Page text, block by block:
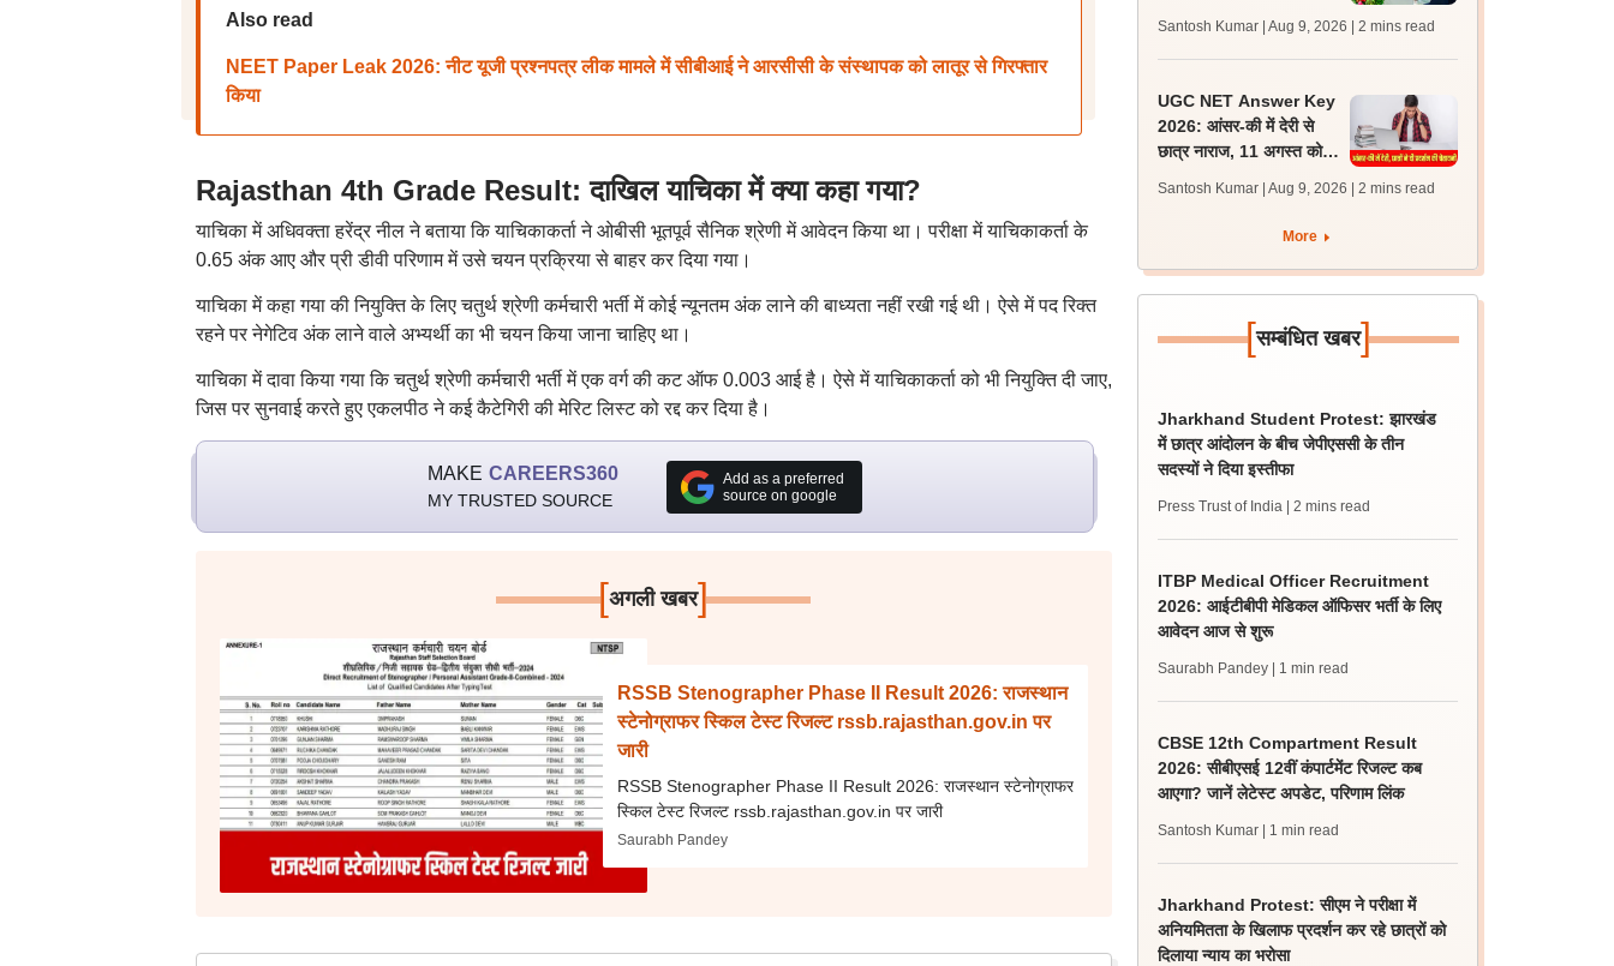
Also read
NEET Paper Leak 2026: नीट यूजी प्रश्नपत्र लीक मामले में सीबीआई ने आरसीसी के संस्थापक को लातूर से गिरफ्तार
किया
Rajasthan 4th Grade Result: दाखिल याचिका में क्या कहा गया?
याचिका में अधिवक्ता हरेंद्र नील ने बताया कि याचिकाकर्ता ने ओबीसी भूतपूर्व सैनिक श्रेणी में आवेदन किया था। परीक्षा में याचिकाकर्ता के
0.65 अंक आए और प्री डीवी परिणाम में उसे चयन प्रक्रिया से बाहर कर दिया गया।
याचिका में कहा गया की नियुक्ति के लिए चतुर्थ श्रेणी कर्मचारी भर्ती में कोई न्यूनतम अंक लाने की बाध्यता नहीं रखी गई थी। ऐसे में पद रिक्त
रहने पर नेगेटिव अंक लाने वाले अभ्यर्थी का भी चयन किया जाना चाहिए था।
याचिका में दावा किया गया कि चतुर्थ श्रेणी कर्मचारी भर्ती में एक वर्ग की कट ऑफ 0.003 आई है। ऐसे में याचिकाकर्ता को भी नियुक्ति दी जाए,
जिस पर सुनवाई करते हुए एकलपीठ ने कई कैटेगिरी की मेरिट लिस्ट को रद्द कर दिया है।
MAKE CAREERS360
MY TRUSTED SOURCE
Add as a preferred
source on google
[अगली खबर]
RSSB Stenographer Phase II Result 2026: राजस्थान
स्टेनोग्राफर स्किल टेस्ट रिजल्ट rssb.rajasthan.gov.in पर
जारी
RSSB Stenographer Phase II Result 2026: राजस्थान स्टेनोग्राफर
स्किल टेस्ट रिजल्ट rssb.rajasthan.gov.in पर जारी
Saurabh Pandey
Santosh Kumar | Aug 9, 2026 | 2 mins read
UGC NET Answer Key
2026: आंसर-की में देरी से
छात्र नाराज, 11 अगस्त को
Santosh Kumar | Aug 9, 2026 | 2 mins read
More
[सम्बंधित खबर]
Jharkhand Student Protest: झारखंड
में छात्र आंदोलन के बीच जेपीएससी के तीन
सदस्यों ने दिया इस्तीफा
Press Trust of India | 2 mins read
ITBP Medical Officer Recruitment
2026: आईटीबीपी मेडिकल ऑफिसर भर्ती के लिए
आवेदन आज से शुरू
Saurabh Pandey | 1 min read
CBSE 12th Compartment Result
2026: सीबीएसई 12वीं कंपार्टमेंट रिजल्ट कब
आएगा? जानें लेटेस्ट अपडेट, परिणाम लिंक
Santosh Kumar | 1 min read
Jharkhand Protest: सीएम ने परीक्षा में
अनियमितता के खिलाफ प्रदर्शन कर रहे छात्रों को
दिलाया न्याय का भरोसा